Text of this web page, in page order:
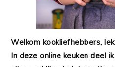
Welkom kookliefhebbers,
In deze online keuken deel